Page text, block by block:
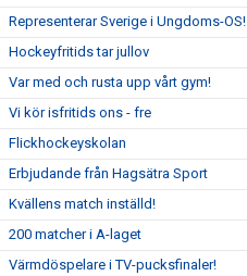
Representerar Sverige i Ungdoms-OS!
Hockeyfritids tar jullov
Var med och rusta upp vårt gym!
Vi kör isfritids ons - fre
Flickhockeyskolan
Erbjudande från Hagsätra Sport
Kvällens match inställd!
200 matcher i A-laget
Värmdöspelare i TV-pucksfinaler!